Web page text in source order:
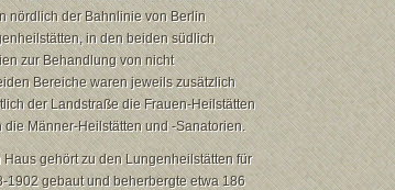
nördlich der Bahnlinie von Berlin
in den beiden südlich
zur Behandlung von nicht
Bereiche waren jeweils zusätzlich
der Landstraße die Frauen-Heilstätten
Männer-Heilstätten und -Sanatorien.
gehört zu den Lungenheilstätten für
1902 gebaut und beherbergte etwa 186